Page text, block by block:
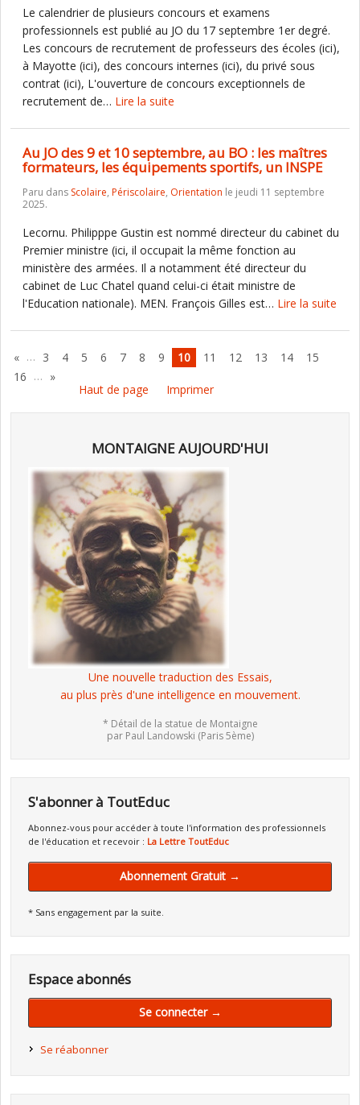
Le calendrier de plusieurs concours et examens
professionnels est publié au JO du 17 septembre 1er degré.
Les concours de recrutement de professeurs des écoles (ici),
à Mayotte (ici), des concours internes (ici), du privé sous
contrat (ici), L'ouverture de concours exceptionnels de
recrutement de… Lire la suite
Au JO des 9 et 10 septembre, au BO : les maîtres
formateurs, les équipements sportifs, un INSPE
Paru dans Scolaire, Périscolaire, Orientation le jeudi 11 septembre
2025.
Lecornu. Philipppe Gustin est nommé directeur du cabinet du
Premier ministre (ici, il occupait la même fonction au
ministère des armées. Il a notamment été directeur du
cabinet de Luc Chatel quand celui-ci était ministre de
l'Education nationale). MEN. François Gilles est… Lire la suite
« … 3 4 5 6 7 8 9 10 11 12 13 14
15
16 … »
Haut de page
Imprimer
MONTAIGNE AUJOURD'HUI
Une nouvelle traduction des Essais,
au plus près d'une intelligence en mouvement.
* Détail de la statue de Montaigne
par Paul Landowski (Paris 5ème)
S'abonner à ToutEduc
Abonnez-vous pour accéder à toute l'information des professionnels
de l'éducation et recevoir : La Lettre ToutEduc
Abonnement Gratuit →
* Sans engagement par la suite.
Espace abonnés
Se connecter →
Se réabonner